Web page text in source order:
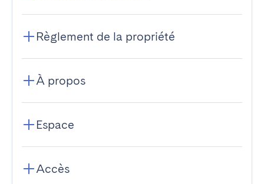
Règlement de la propriété
À propos
Espace
Accès